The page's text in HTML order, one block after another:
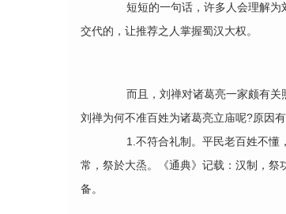
短短的一句话，许多人会理解为
交代的，让推荐之人掌握蜀汉大权。
而且，刘禅对诸葛亮一家颇有关照
刘禅为何不准百姓为诸葛亮立庙呢?原因有
1.不符合礼制。平民老百姓不懂，
常，祭於大烝。《通典》记载：汉制，祭
备。